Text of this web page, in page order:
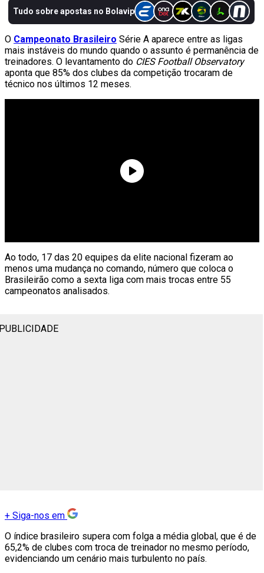
O Campeonato Brasileiro Série A aparece entre as ligas
mais instáveis do mundo quando o assunto é permanência de
treinadores. O levantamento do CIES Football Observatory
aponta que 85% dos clubes da competição trocaram de
técnico nos últimos 12 meses.
Ao todo, 17 das 20 equipes da elite nacional fizeram ao
menos uma mudança no comando, número que coloca o
Brasileirão como a sexta liga com mais trocas entre 55
campeonatos analisados.
+ Siga-nos em
O índice brasileiro supera com folga a média global, que é de
65,2% de clubes com troca de treinador no mesmo período,
evidenciando um cenário mais turbulento no país.